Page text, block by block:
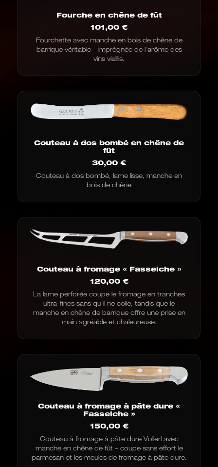
Fourche en chêne de fût
101,00 €
Fourchette avec manche en bois de chêne de
barrique véritable – imprégnée de l'arôme des
vins vieillis.
Couteau à dos bombé en chêne de
fût
30,00 €
Couteau à dos bombé, lame lisse, manche en
bois de chêne
Couteau à fromage « Fasseiche »
120,00 €
La lame perforée coupe le fromage en tranches
ultra-fines sans qu'il ne colle, tandis que le
manche en chêne de barrique offre une prise en
main agréable et chaleureuse.
Couteau à fromage à pâte dure «
Fasseiche »
150,00 €
Couteau à fromage à pâte dure Vollerl avec
manche en chêne de fût – coupe sans effort le
parmesan et les meules de fromage à pâte dure.